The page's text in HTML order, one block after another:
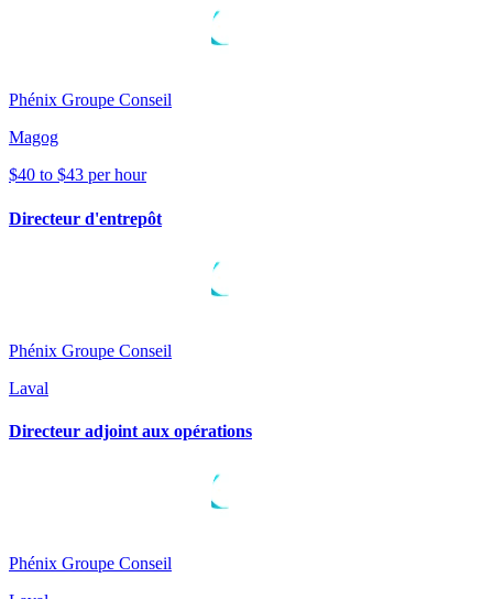
Phénix Groupe Conseil
Magog
$40 to $43 per hour
Directeur d'entrepôt
Phénix Groupe Conseil
Laval
Directeur adjoint aux opérations
Phénix Groupe Conseil